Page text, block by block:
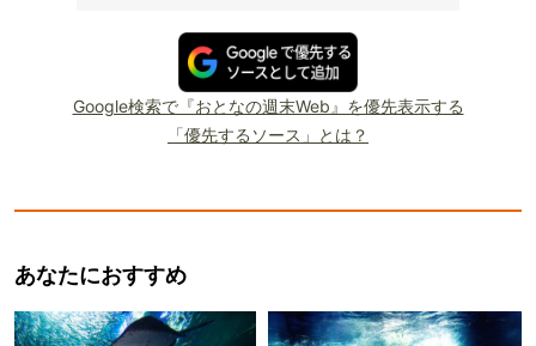
Google検索で『おとなの週末Web』を優先表示する
「優先するソース」とは？
あなたにおすすめ